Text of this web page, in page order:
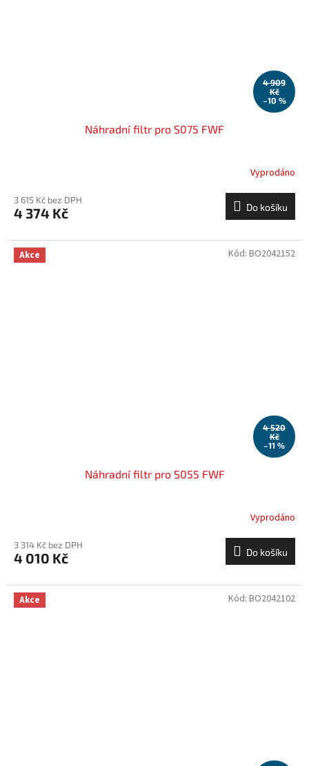
4 909
Kč
–10 %
Náhradní filtr pro S075 FWF
Vyprodáno
3 615 Kč bez DPH
4 374 Kč Do košíku
Akce
4 520
Kč
–11 %
Náhradní filtr pro S055 FWF
Vyprodáno
3 314 Kč bez DPH
4 010 Kč Do košíku
Kód: BO2042152
Akce Kód: BO2042102